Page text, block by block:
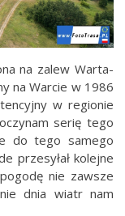
na zalew Warta-
na Warcie w 1986
w regionie
serię tego
do tego samego
przesyłał kolejne
nie zawsze
dnia wiatr nam